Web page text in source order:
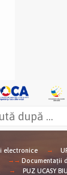
electronice
Documentații
PUZ UCASY